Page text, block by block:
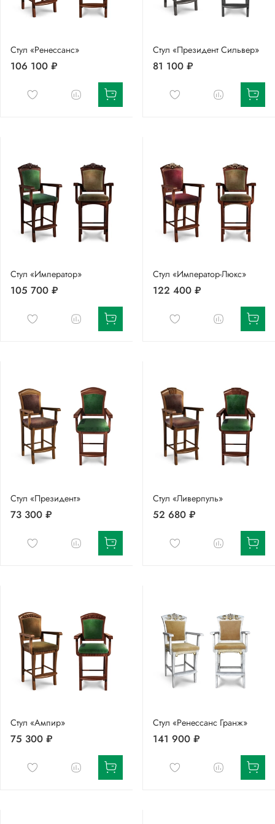
Стул «Ренессанс»
106 100 ₽
Стул «Президент Сильвер»
81 100 ₽
Стул «Император»
105 700 ₽
Стул «Император-Люкс»
122 400 ₽
Стул «Президент»
73 300 ₽
Стул «Ливерпуль»
52 680 ₽
Стул «Ампир»
75 300 ₽
Стул «Ренессанс Гранж»
141 900 ₽